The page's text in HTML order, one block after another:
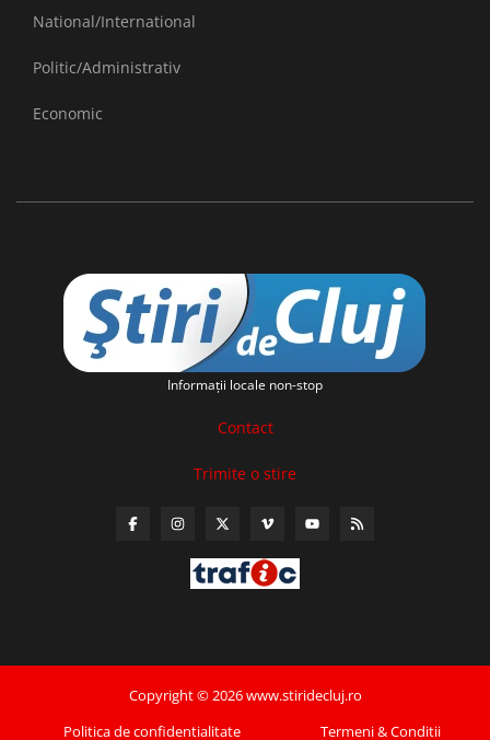
National/International
Politic/Administrativ
Economic
Informaţii locale non-stop
Contact
Trimite o stire
Copyright © 2026 www.stiridecluj.ro
Politica de confidentialitate
Termeni & Conditii